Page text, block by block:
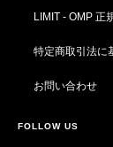
LIMIT - OMP
特定商取引法に
お問い合わせ
FOLLOW US